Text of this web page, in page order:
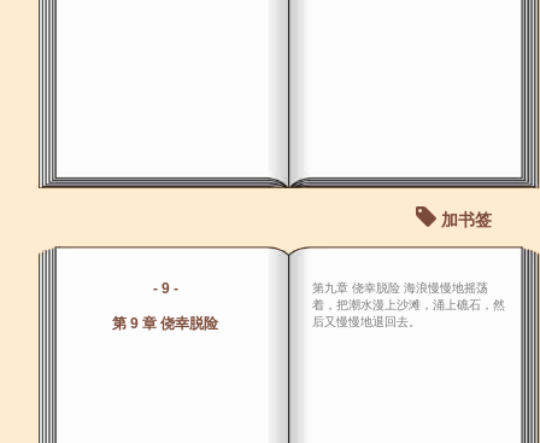
加书签
- 9 -
第 9 章 侥幸脱险
第九章 侥幸脱险 海浪慢慢地摇荡
着，把潮水漫上沙滩，涌上礁石，然
后又慢慢地退回去。